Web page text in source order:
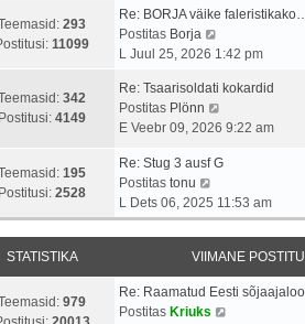
i
u
t
p
o
t
i
u
t
a
o
t
s
v
m
a
t
o
t
i
t
u
s
t
293
11099
Re: BORJA väike
Postitas Borja
a
t
a
v
i
a
t
o
s
L Juul 25, 2026 1:42 pm
342
Postitusi: 4149
Re: Tsaarisoldati kokardid
Postitas Plönn
a
t
v
i
m
a
s
E Veebr 09, 2026 9:22 am
195
Postitusi: 2528
Re: Stug 3 ausf G
Postitas tonu
a
a
t
a
v
i
L Dets 06, 2025 11:53 am
STATISTIKA VIIMANE
979
Re: Raamatud Eesti
Postitas Kriuks